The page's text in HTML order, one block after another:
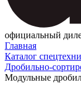
официальный
Главная
Каталог
Дробильно-
Модульные